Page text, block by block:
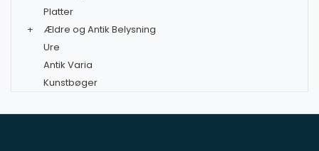
Platter
+
Ældre og Antik Belysning
Ure
Antik Varia
Kunstbøger